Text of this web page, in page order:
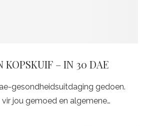
KOPSKUIF – IN 30 DAE
gesondheidsuitdaging gedoen.
vir jou gemoed en algemene…